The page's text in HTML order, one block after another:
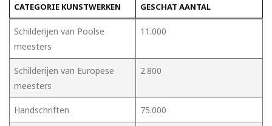
CATEGORIE KUNSTWERKEN GESCHAT AANTAL
Schilderijen van Poolse
meesters
11.000
Schilderijen van Europese
meesters
2.800
Handschriften 75.000